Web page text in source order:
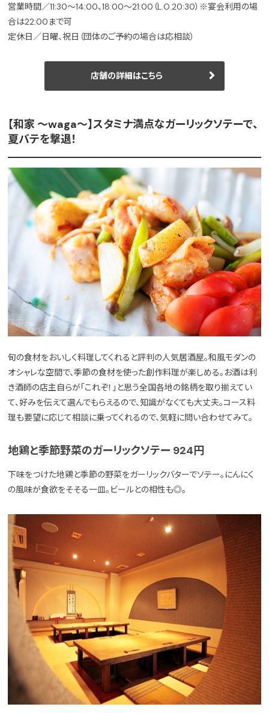
営業時間／11:30～14:00、18:00～21:00（L.O.20:30）※宴会利用の場
合は22:00まで可
定休日／日曜、祝日（団体のご予約の場合は応相談）
店舗の詳細はこちら
【和家 ～waga～】スタミナ満点なガーリックソテーで、
夏バテを撃退！
旬の食材をおいしく料理してくれると評判の人気居酒屋。和風モダンの
オシャレな空間で、季節の食材を使った創作料理が楽しめる。お酒は利
き酒師の店主自らが「これぞ！」と思う全国各地の銘柄を取り揃えてい
て、好みを伝えて選んでもらえるので、知識がなくても大丈夫。コース料
理も要望に応じて相談に乗ってくれるので、気軽に問い合わせてみて。
地鶏と季節野菜のガーリックソテー 924円
下味をつけた地鶏と季節の野菜をガーリックバターでソテー。にんにく
の風味が食欲をそそる一皿。ビールとの相性も◎。